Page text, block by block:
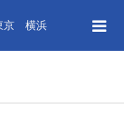
京 横浜